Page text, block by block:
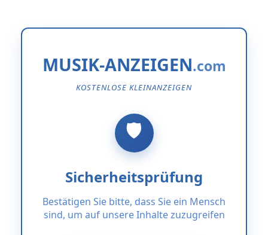
MUSIK-ANZEIGEN
KOSTENLOSE KLEINANZEIGEN
Sicherheitsprüfung
Bestätigen Sie bitte, dass Sie ein Mensch
sind, um auf unsere Inhalte zuzugreifen